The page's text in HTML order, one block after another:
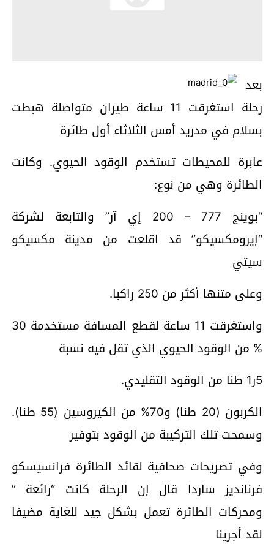
بعد
رحلة استغرقت 11 ساعة طيران متواصلة هبطت
بسلام في مدريد أمس الثلاثاء أول طائرة
عابرة للمحيطات تستخدم الوقود الحيوي. وكانت
الطائرة وهي من نوع:
“بوينج 777 – 200 إي آر” والتابعة لشركة
“إيرومكسيكو” قد اقلعت من مدينة مكسيكو
سيتي
وعلى متنها أكثر من 250 راكبا.
واستغرقت 11 ساعة لقطع المسافة مستخدمة 30
% من الوقود الحيوي الذي تقل فيه نسبة
5ر1 طنا من الوقود التقليدي.
الكربون (20 طنا) و70% من الكيروسين (55 طنا).
وسمحت تلك التركيبة من الوقود بتوفير
وفي تصريحات صحافية لقائد الطائرة فرانسيسكو
فرنانديز ساردا قال إن الرحلة كانت “رائعة ”
ومحركات الطائرة تعمل بشكل جيد للغاية مضيفا
لقد أجرينا